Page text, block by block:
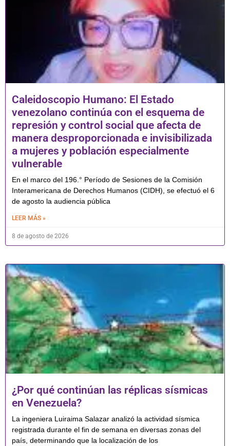
Caleidoscopio Humano: El Estado
venezolano continúa con el esquema de
represión y control social que afecta de
manera desproporcionada e invisibilizada
a mujeres y población especialmente
vulnerable
En el marco del 196.° Período de Sesiones de la Comisión
Interamericana de Derechos Humanos (CIDH), se efectuó el 6
de agosto la audiencia pública
LEER MÁS »
8 de agosto de 2026
¿Por qué continúan las réplicas sísmicas
en Venezuela?
La ingeniera Luiraima Salazar analizó la actividad sísmica
registrada durante el fin de semana en diversas zonas del
país, determinando que la localización de los